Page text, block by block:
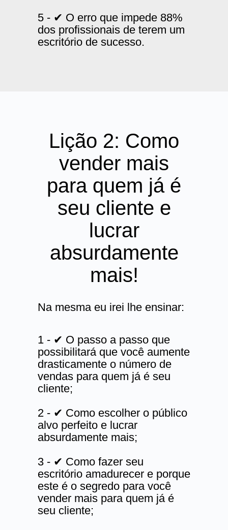
5 - ✔ O erro que impede 88%
dos profissionais de terem um
escritório de sucesso.
Lição 2: Como
vender mais
para quem já é
seu cliente e
lucrar
absurdamente
mais!
Na mesma eu irei lhe ensinar:
1 - ✔ O passo a passo que
possibilitará que você aumente
drasticamente o número de
vendas para quem já é seu
cliente;
2 - ✔ Como escolher o público
alvo perfeito e lucrar
absurdamente mais;
3 - ✔ Como fazer seu
escritório amadurecer e porque
este é o segredo para você
vender mais para quem já é
seu cliente;